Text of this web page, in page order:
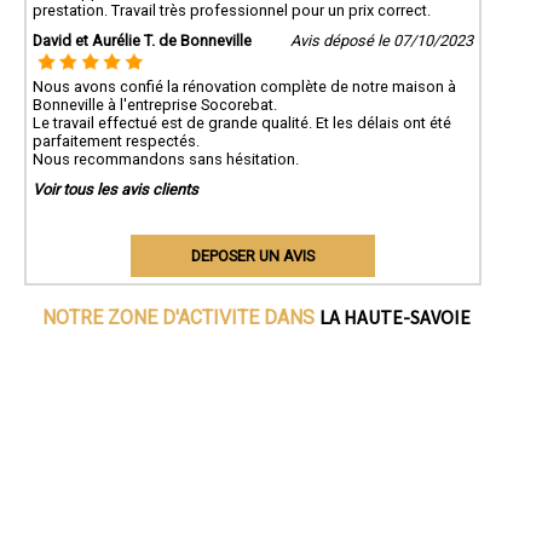
prestation. Travail très professionnel pour un prix correct.
David et Aurélie T. de Bonneville
Avis déposé le 07/10/2023
Nous avons confié la rénovation complète de notre maison à
Bonneville à l'entreprise Socorebat.
Le travail effectué est de grande qualité. Et les délais ont été
parfaitement respectés.
Nous recommandons sans hésitation.
Voir tous les avis clients
DEPOSER UN AVIS
NOTRE ZONE D'ACTIVITE DANS LA HAUTE-SAVOIE